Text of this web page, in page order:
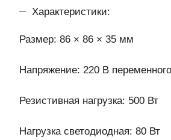
Характеристики:
Размер: 86 × 86 × 35 мм
Напряжение: 220 В
Резистивная нагрузка: 500 Вт
Нагрузка светодиодная: 80 Вт